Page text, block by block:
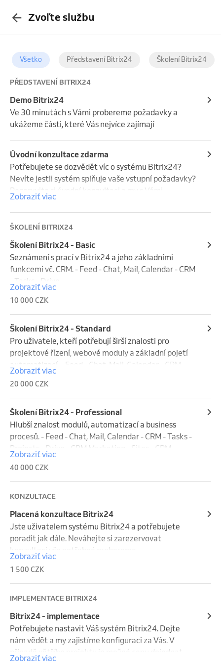
Zvoľte službu
Všetko Představení Bitrix24 Školení Bitrix24
PŘEDSTAVENÍ BITRIX24
Demo Bitrix24
Ve 30 minutách s Vámi probereme požadavky a
ukážeme části, které Vás nejvíce zajímají
Úvodní konzultace zdarma
Potřebujete se dozvědět víc o systému Bitrix24?
Nevíte jestli systém splňuje vaše vstupní požadavky?
Rezervujte si úvodní konzultaci a my s Vámi
projdeme vše potřebné.
Zobraziť viac
ŠKOLENÍ BITRIX24
Školení Bitrix24 - Basic
Seznámení s prací v Bitrix24 a jeho základními
funkcemi vč. CRM. - Feed - Chat, Mail, Calendar - CRM
- Tasks - Drive
Zobraziť viac
10 000 CZK
Školení Bitrix24 - Standard
Pro uživatele, kteří potřebují širší znalosti pro
projektové řízení, webové moduly a základní pojetí
automatizací. - Feed - Chat, Mail, Calendar - CRM -
Tasks - Projects - Drive - CRM Marketing - Sites -
Knowledge Base - Basic Automation
Zobraziť viac
20 000 CZK
Školení Bitrix24 - Professional
Hlubší znalost modulů, automatizací a business
procesů. - Feed - Chat, Mail, Calendar - CRM - Tasks -
Projects - Drive - CRM Marketing - Sites - CRM
Advanced - Contact and Sales center - Knowledge
Base - Telephony - Basic Automation - Advanced
Automation - Workflows - RPA
Zobraziť viac
40 000 CZK
KONZULTACE
Placená konzultace Bitrix24
Jste uživatelem systému Bitrix24 a potřebujete
poradit jak dále. Neváhejte si zarezervovat
konzultaci vše potřebné probereme.
Zobraziť viac
1 500 CZK
IMPLEMENTACE BITRIX24
Bitrix24 - implementace
Potřebujete nastavit Váš systém Bitrix24. Dejte
nám vědět a my zajistíme konfiguraci za Vás. V
případě většího projektu je možné cenu dojednat
Zobraziť viac